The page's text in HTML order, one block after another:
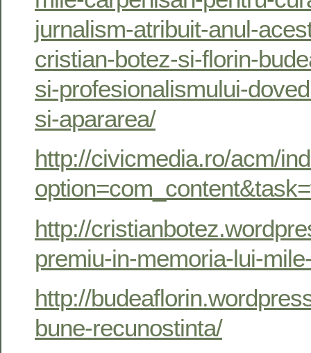
jurnalism-atribuit-anul-
cristian-botez-si-florin-
si-profesionalismului-
si-apararea/
http://civicmedia.ro/acm/
http://
premiu-in-memoria-lui-
http://
bune-recunostinta/